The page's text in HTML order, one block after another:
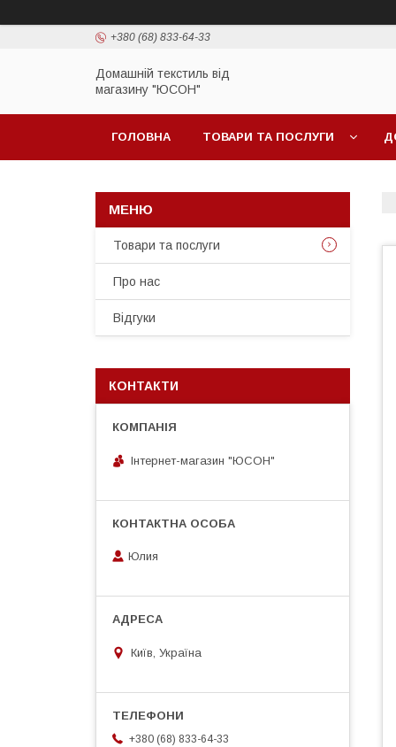
+380 (68) 833-64-33
Домашній текстиль від
магазину "ЮСОН"
ГОЛОВНА ТОВАРИ ТА ПОСЛУГИ
Товари та послуги
Про нас
Вiдгуки
КОНТАКТИ
Інтернет-магазин "ЮСОН"
Юлия
Київ, Україна
+380 (68) 833-64-33